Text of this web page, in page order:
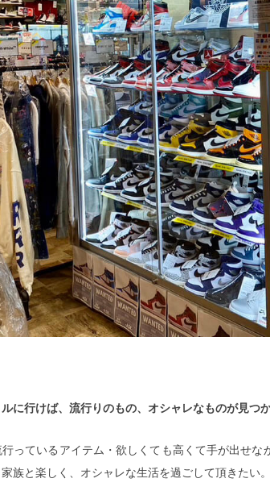
に行けば、流行りのもの、オシャレなものが見つか
っているアイテム・欲しくても高くて手が出せ
族と楽しく、オシャレな生活を過ごして頂きたい。